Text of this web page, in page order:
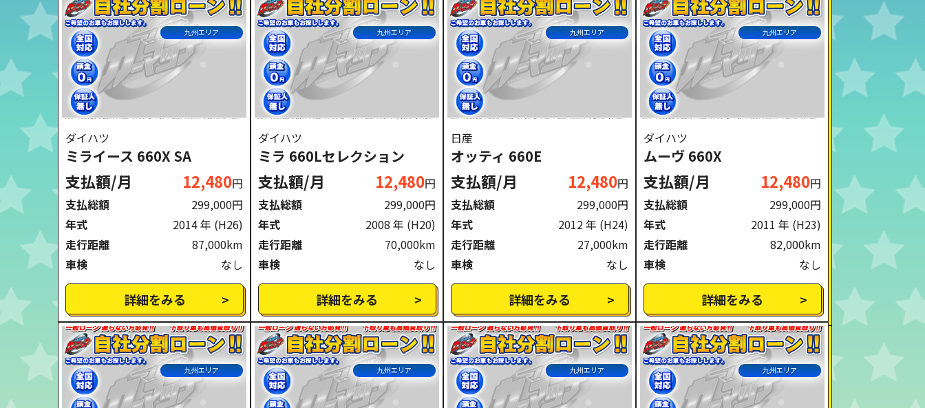
九州エリア
ダイハツ
ミライース 660X SA
支払額/月 12,480円
支払総額
299,000円
年式
2014 年 (H26)
走行距離
87,000km
車検
なし
詳細をみる
九州エリア
ダイハツ
ミラ 660Lセレクション
支払額/月 12,480円
支払総額
299,000円
年式
2008 年 (H20)
走行距離
70,000km
車検
なし
詳細をみる
九州エリア
日産
オッティ 660E
支払額/月 12,480円
支払総額
299,000円
年式
2012 年 (H24)
走行距離
27,000km
車検
なし
詳細をみる
九州エリア
ダイハツ
ムーヴ 660X
支払額/月 12,480円
支払総額
299,000円
年式
2011 年 (H23)
走行距離
82,000km
車検
なし
詳細をみる
九州エリア 九州エリア 九州エリア 九州エリア